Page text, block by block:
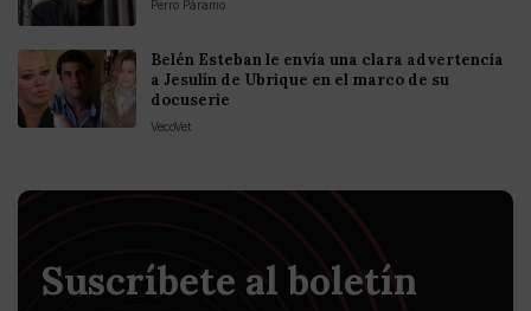
Perro Páramo
Belén Esteban le envía una clara advertencia
a Jesulín de Ubrique en el marco de su
docuserie
VecoVet
Suscríbete al boletín